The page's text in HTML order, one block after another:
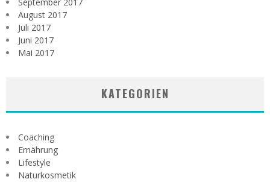
August 2017
Juli 2017
Juni 2017
Mai 2017
KATEGORIEN
Coaching
Ernährung
Lifestyle
Naturkosmetik